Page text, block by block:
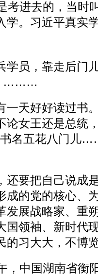
进去的，当时叫
学。习近平真实
学员，靠走后门
，………
一天好好读过书
论女王还是总统
书名五花八门
还要把自己说成
成的党的核心、
发展战略家、重
国领袖、新时代
习大大，不博
，中国湖南省衡